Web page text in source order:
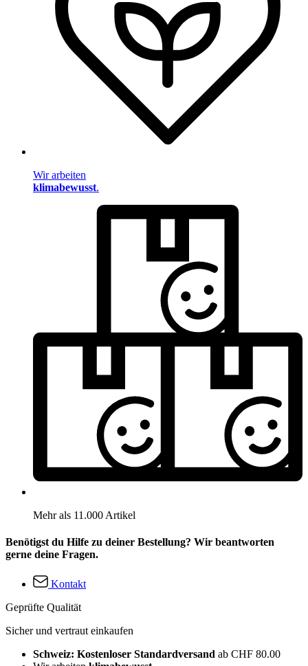
Wir arbeiten
klimabewusst.
Mehr als 11.000 Artikel
Benötigst du Hilfe zu deiner Bestellung? Wir beantworten
gerne deine Fragen.
Kontakt
Geprüfte Qualität
Sicher und vertraut einkaufen
Schweiz: Kostenloser Standardversand ab CHF 80.00